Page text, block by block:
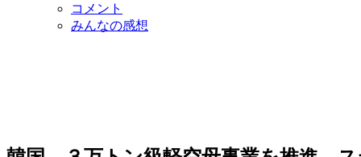
コメント
みんなの感想